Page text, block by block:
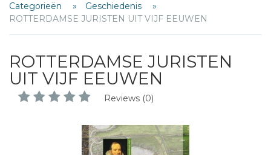
Categorieën
Geschiedenis
ROTTERDAMSE JURISTEN UIT VIJF EEUWEN
ROTTERDAMSE JURISTEN
UIT VIJF EEUWEN
Reviews (0)